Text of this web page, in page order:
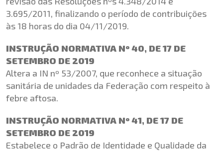
3.695/2011, finalizando o período de contribuições
às 18 horas do dia 04/11/2019.
INSTRUÇÃO NORMATIVA Nº 40, DE 17 DE
SETEMBRO DE 2019
Altera a IN nº 53/2007, que reconhece a situação
sanitária de unidades da Federação com respeito à
febre aftosa.
INSTRUÇÃO NORMATIVA Nº 41, DE 17 DE
SETEMBRO DE 2019
Estabelece o Padrão de Identidade e Qualidade da